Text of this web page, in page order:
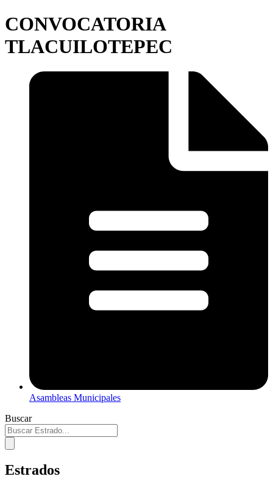
CONVOCATORIA
TLACUILOTEPEC
Asambleas Municipales
Buscar
Estrados